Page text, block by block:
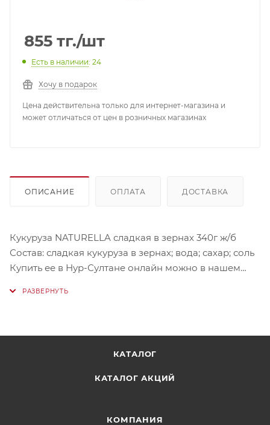
855 тг./шт
Есть в наличии: 24
Хочу в подарок
Цена действительна только для интернет-магазина и
может отличаться от цен в розничных магазинах
ОПИСАНИЕ ОПЛАТА ДОСТАВКА
Кукуруза NATURELLA сладкая в зернах 340г ж/б
Состав: сладкая кукуруза в зернах; вода; сахар; соль
Купить ее в Нур-Султане онлайн можно в нашем
КАТАЛОГ
КАТАЛОГ АКЦИЙ
КОМПАНИЯ